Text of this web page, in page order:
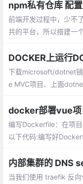
npm私有仓库 配
前端开发过程中，少不
共的平台，所以搭建一
量级私有npm代理注册
DOCKER上运行
下载microsoft/dotnet
e MVC项目、上面
国外的原因，博客园有
设定好之后，速度会快
docker部署vue项
编写Dockerfile：在项
以下代码:编写好
内部集群的 DNS
当我们使用 traefik 反